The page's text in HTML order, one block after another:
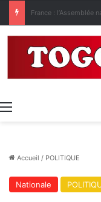
Menu
Accueil / POLITIQUE
Nationale